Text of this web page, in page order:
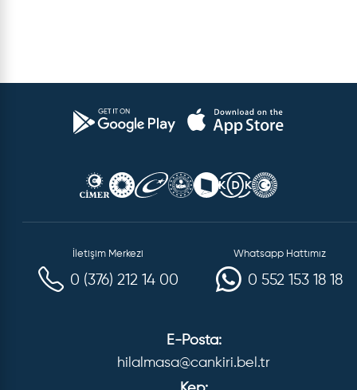
İletişim Merkezi
0 (376) 212 14 00
Whatsapp Hattımız
0 552 153 18 18
E-Posta:
hilalmasa@cankiri.bel.tr